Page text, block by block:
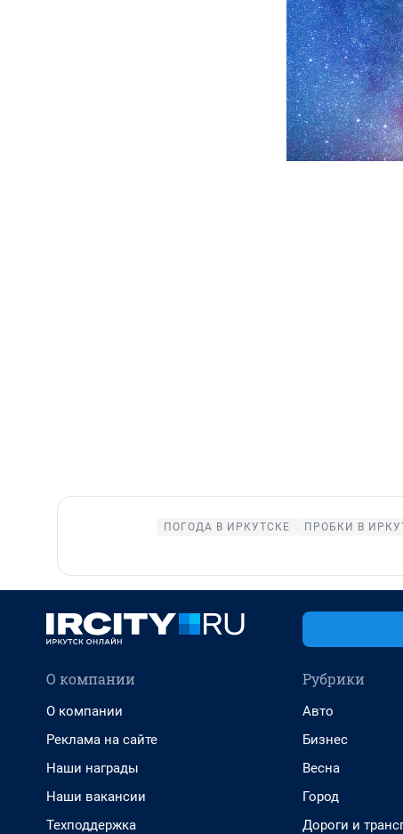
ПОГОДА В ИРКУТСКЕ ПРОБКИ В
О компании
О компании
Реклама на сайте
Наши награды
Наши вакансии
Техподдержка
Рубрики
Авто
Бизнес
Весна
Город
Дороги и